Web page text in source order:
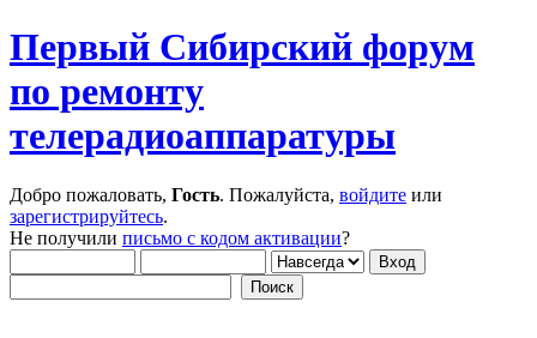
Первый Сибирский форум
по ремонту
телерадиоаппаратуры
Добро пожаловать, Гость. Пожалуйста, войдите или
зарегистрируйтесь.
Не получили письмо с кодом активации?